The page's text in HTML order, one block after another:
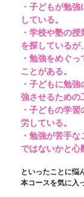
・子どもが勉
している。
・学校や塾の
を探しているが
・勉強をめぐ
ことがある。
・子どもに勉
強させるための
・子どもの学
労している。
・勉強が苦手
ではないかと心
といったことに悩
本コースを気に入